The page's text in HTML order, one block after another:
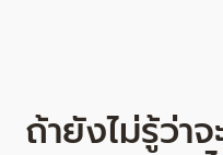
ถ้ายังไม่รู้ว่า